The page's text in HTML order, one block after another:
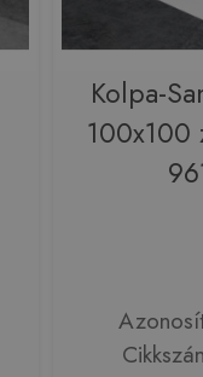
Kolpa-
100x100